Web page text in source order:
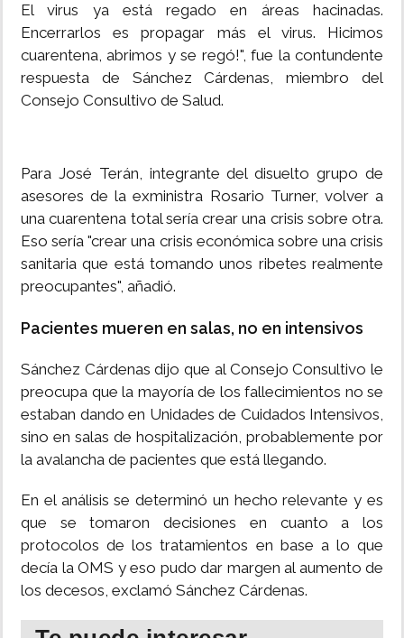
El virus ya está regado en áreas hacinadas.
Encerrarlos es propagar más el virus. Hicimos
cuarentena, abrimos y se regó!", fue la contundente
respuesta de Sánchez Cárdenas, miembro del
Consejo Consultivo de Salud.
Para José Terán, integrante del disuelto grupo de
asesores de la exministra Rosario Turner, volver a
una cuarentena total sería crear una crisis sobre otra.
Eso sería "crear una crisis económica sobre una crisis
sanitaria que está tomando unos ribetes realmente
preocupantes", añadió.
Pacientes mueren en salas, no en intensivos
Sánchez Cárdenas dijo que al Consejo Consultivo le
preocupa que la mayoría de los fallecimientos no se
estaban dando en Unidades de Cuidados Intensivos,
sino en salas de hospitalización, probablemente por
la avalancha de pacientes que está llegando.
En el análisis se determinó un hecho relevante y es
que se tomaron decisiones en cuanto a los
protocolos de los tratamientos en base a lo que
decía la OMS y eso pudo dar margen al aumento de
los decesos, exclamó Sánchez Cárdenas.